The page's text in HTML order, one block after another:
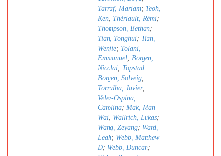
Tarraf, Mariam; Teoh,
Ken; Thériault, Rémi;
Thompson, Bethan;
Tian, Tonghui; Tian,
Wenjie; Tolani,
Emmanuel; Borgen,
Nicolai; Topstad
Borgen, Solveig;
Torralba, Javier;
Velez-Ospina,
Carolina; Mak, Man
Wai; Wallrich, Lukas;
Wang, Zeyang; Ward,
Leah; Webb, Matthew
D; Webb, Duncan;